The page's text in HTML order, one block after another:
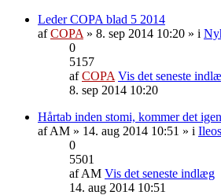
Leder COPA blad 5 2014
afCOPA » 8. sep 2014 10:20 » i
0
5157
afCOPA Vis det seneste
8. sep 2014 10:20
Hårtab inden stomi, kommer det
afAM » 14. aug 2014 10:51 » i
0
5501
afAM Vis det seneste indlæg
14. aug 2014 10:51